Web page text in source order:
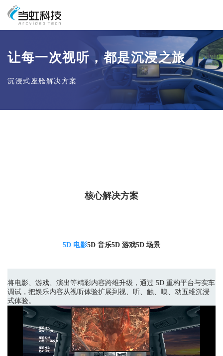
让每一次视听，都是沉浸之旅
沉浸式座舱解决方案
核心解决方案
5D 电影5D 音乐5D 游戏5D 场景
将电影、游戏、演出等精彩内容跨维升级，通过 5D 重构平台与实车
调试，把娱乐内容从视听体验扩展到视、听、触、嗅、动五维沉浸
式体验。